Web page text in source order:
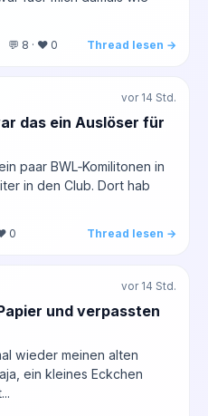
💬 8 · ❤️ 0 Thread lesen →
vor 14 Std.
das ein Auslöser für
paar BWL‑Komilitonen in
in den Club. Dort hab
0 Thread lesen →
vor 14 Std.
und verpassten
wieder meinen alten
ein kleines Eckchen